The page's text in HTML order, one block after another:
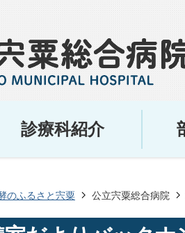
診療科紹介
のふるさと宍粟 公立宍粟総合病院